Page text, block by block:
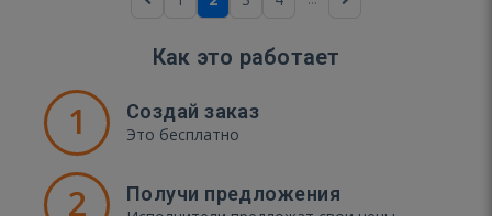
Как это работает
1 Создай заказ
Это бесплатно
2 Получи предложения